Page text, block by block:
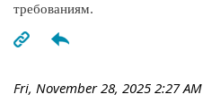
требованиям.
Fri, November 28, 2025 2:27 AM